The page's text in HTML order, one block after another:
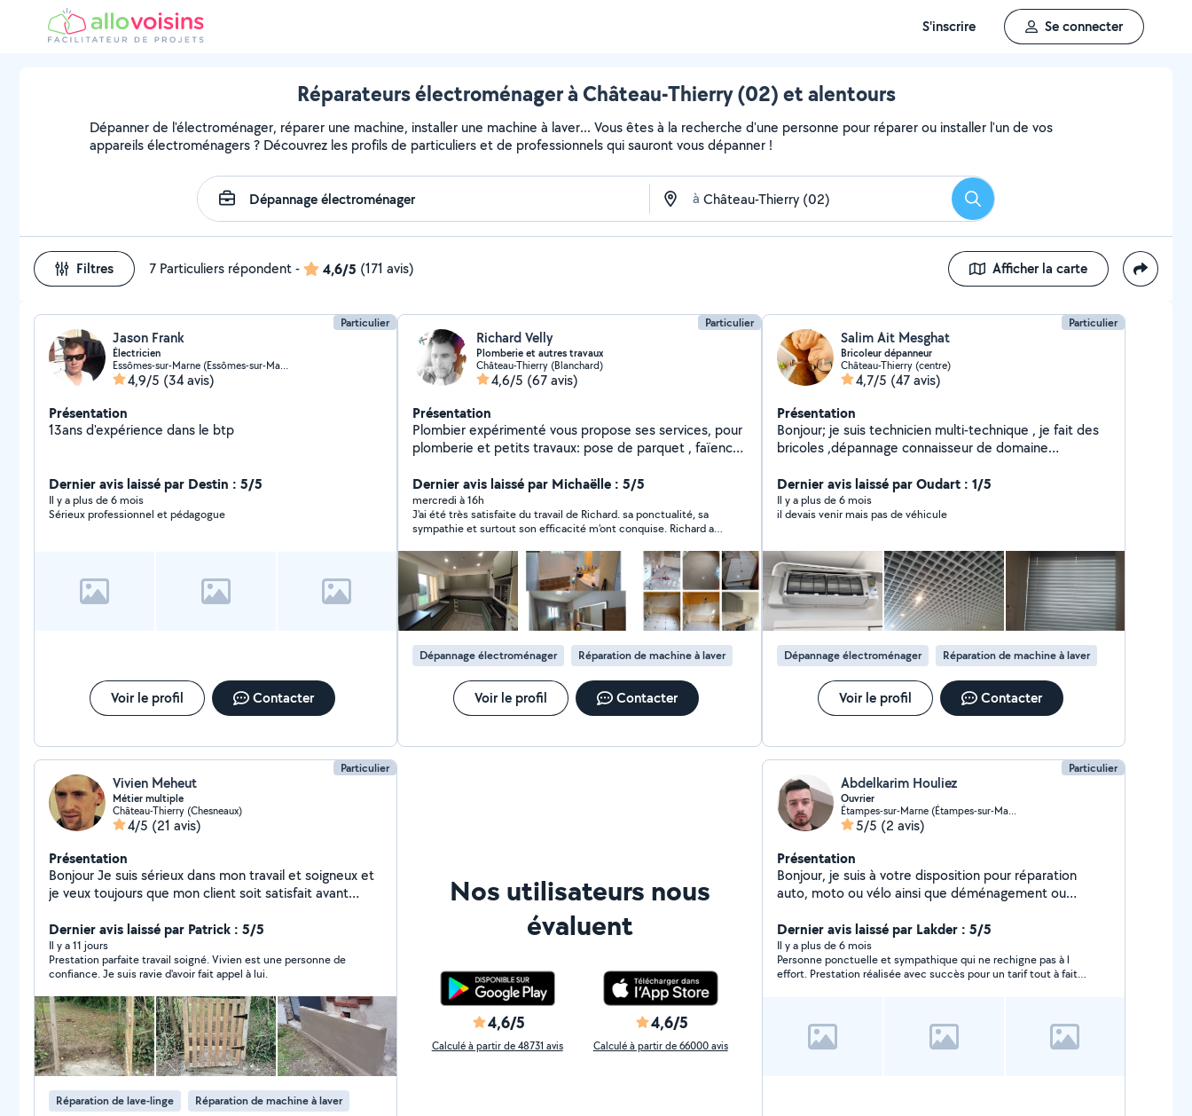
S'inscrire Se connecter
Réparateurs électroménager à Château-Thierry (02) et alentours
Dépanner de l'électroménager, réparer une machine, installer une machine à laver... Vous êtes à la recherche d'une personne pour réparer ou installer l'un de vos
appareils électroménagers ? Découvrez les profils de particuliers et de professionnels qui sauront vous dépanner !
à Rechercher
Filtres 7 Particuliers répondent- 4,6/5 (171 avis) Afficher la carte
Particulier
Jason Frank
Électricien
Essômes-sur-Marne (Essômes-sur-Marne)
4,9/5 (34 avis)
Présentation
13ans d'expérience dans le btp
Dernier avis laissé par Destin : 5/5
Il y a plus de 6 mois
Sérieux professionnel et pédagogue
Voir le profil Contacter
Particulier
Richard Velly
Plomberie et autres travaux
Château-Thierry (Blanchard)
4,6/5 (67 avis)
Présentation
Plombier expérimenté vous propose ses services, pour
plomberie et petits travaux: pose de parquet , faïence,
vous proposer de la création de cuisine ou salle de bain
de A à Z. Laissez-moi de quoi vous joindre dans vos
messages privés svp.
Dernier avis laissé par Michaëlle : 5/5
mercredi à 16h
J'ai été très satisfaite du travail de Richard. sa ponctualité, sa
sympathie et surtout son efficacité m'ont conquise. Richard a
machine à laver. Je le rappellerai pour un autre souci du type si
besoin.
Dépannage électroménager Réparation de machine à laver
Voir le profil Contacter
Particulier
Salim Ait Mesghat
Bricoleur dépanneur
Château-Thierry (centre)
4,7/5 (47 avis)
Présentation
Bonjour; je suis technicien multi-technique , je fait des
bricoles ,dépannage connaisseur de domaine
maîtrise norme respectée et sécurité exigées
disponible les week-ends merci Cdt Salim 2ans déjà sur
Château Thierry.
Dernier avis laissé par Oudart : 1/5
Il y a plus de 6 mois
il devais venir mais pas de véhicule
Dépannage électroménager Réparation de machine à laver
Voir le profil Contacter
Particulier
Vivien Meheut
Métier multiple
Château-Thierry (Chesneaux)
4/5 (21 avis)
Présentation
Bonjour Je suis sérieux dans mon travail et soigneux et
je veux toujours que mon client soit satisfait avant
peint, fibre maçonnerie, enduit , ciment ,crepis
intérieures ,extérieures, chaudronnier soudeur
,entretien espace vert, mecanique et carrosserie auto
moto pose de film et covering , j'apprends aussi le tir
sportif sur cible arme a plomb ,bille, arme cO2 et arme
de défense .réparation téléphone et passionné.je suis
très propre et maniaque dans mon travail et je suis un
excellent bricoleur je touche à tout j'aime toujours
bricoler et rendre service et donner des conseils selon
mon savoir faire et aussi apprendre de nouvelles
choses car on apprend toujours
Dernier avis laissé par Patrick : 5/5
Il y a 11 jours
Prestation parfaite travail soigné. Vivien est une personne de
confiance. Je suis ravie d'avoir fait appel à lui.
Réparation de lave-linge Réparation de machine à laver
Nos utilisateurs nous
évaluent
4,6/5
Calculé à partir de 48731 avis
4,6/5
Calculé à partir de 66000 avis
Particulier
Abdelkarim Houliez
Ouvrier
Étampes-sur-Marne (Étampes-sur-Marne)
5/5 (2 avis)
Présentation
Bonjour, je suis à votre disposition pour réparation
auto, moto ou vélo ainsi que déménagement ou
contactez moi cordialement.
Dernier avis laissé par Lakder : 5/5
Il y a plus de 6 mois
Personne ponctuelle et sympathique qui ne rechigne pas à l
effort. Prestation réalisée avec succès pour un tarif tout à fait